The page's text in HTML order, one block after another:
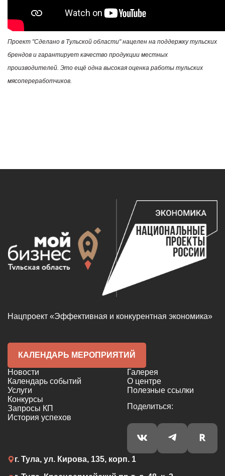
Проект "Сделано в Тульской области" нацелен на поддержку тульских
брендов и гарантирует качество продукции местных
производителей. Это ещё одна высокая оценка работы тульских
мясопереработчиков.
Нацпроект «Эффективная и конкурентная экономика»
КАЛЕНДАРЬ МЕРОПРИЯТИЙ
Новости
Календарь событий
Услуги
Конкурсы
Запросы КП
История успехов
Галерея
О центре
Полезные ссылки
Поделиться:
г. Тула, ул. Кирова, 135, корп. 1